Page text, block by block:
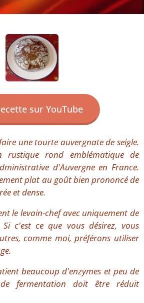
sur YouTube
une tourte auvergnate de seigle.
rond emblématique de
d'Auvergne en France.
plat au goût bien prononcé de
et dense.
le levain-chef avec uniquement de
c'est ce que vous désirez, vous
comme moi, préférons utiliser
beaucoup d'enzymes et peu de
fermentation doit être réduit